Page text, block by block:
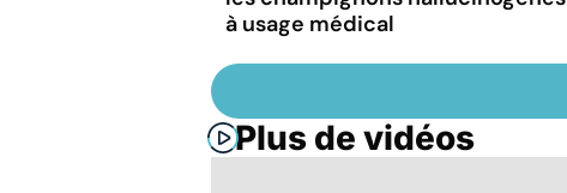
à usage médical
Plus de vidéos